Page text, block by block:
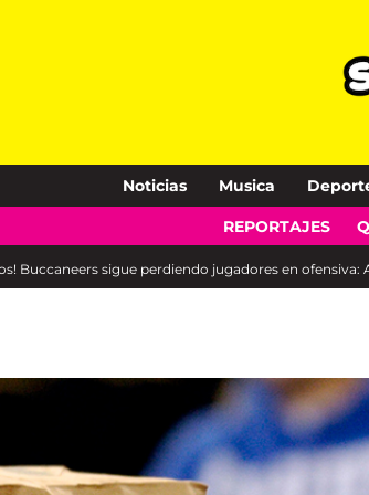
Noticias Musica
REPORTAJES
Buccaneers sigue perdiendo jugadores en